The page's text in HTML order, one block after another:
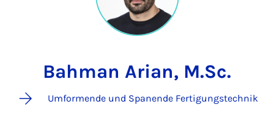
Bahman Arian, M.Sc.
Umformende und Spanende Fertigungstechnik